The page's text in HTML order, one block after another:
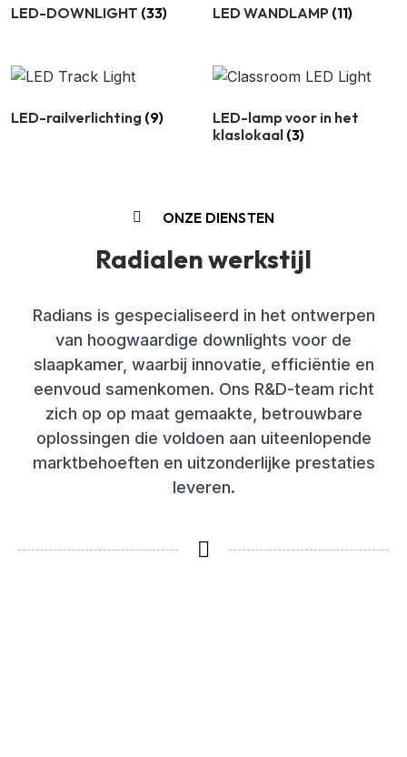
LED-DOWNLIGHT (33) LED WANDLAMP (11)
LED-railverlichting (9)
LED-lamp voor in het
klaslokaal (3)
ONZE DIENSTEN
Radialen werkstijl
Radians is gespecialiseerd in het ontwerpen
van hoogwaardige downlights voor de
slaapkamer, waarbij innovatie, efficiëntie en
eenvoud samenkomen. Ons R&D-team richt
zich op op maat gemaakte, betrouwbare
oplossingen die voldoen aan uiteenlopende
marktbehoeften en uitzonderlijke prestaties
leveren.